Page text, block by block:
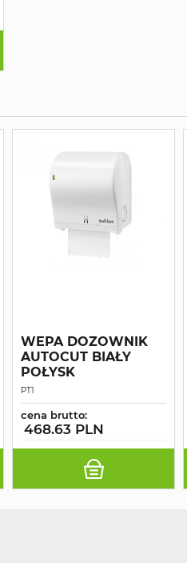
WEPA DOZOWNIK
AUTOCUT BIAŁY
POŁYSK
PT1
cena brutto:
468.63 PLN